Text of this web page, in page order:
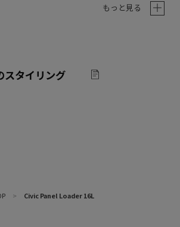
もっと見る
スタイリング
> Civic Panel Loader 16L